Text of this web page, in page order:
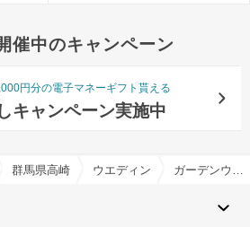
催中のキャンペーン
円分の電子マネーギフト貰える
キャンペーン実施中
場一覧
群馬県高崎市の結婚式場一覧ウエディングレストラン ジ